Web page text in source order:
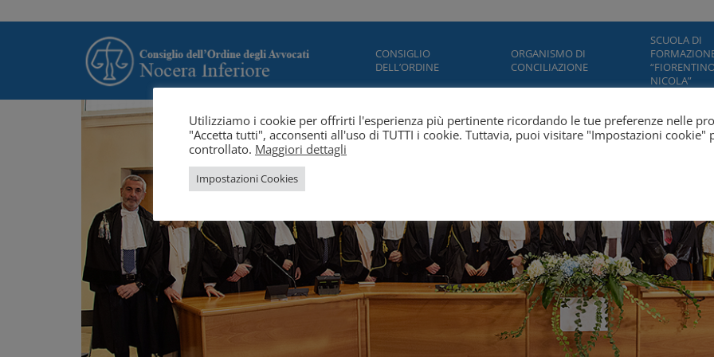
CONSIGLIO
DELL’ORDINE
ORGANISMO DI
CONCILIAZIONE
SCUOLA DI
NICOLA”
Utilizziamo i cookie per offrirti l'esperienza più pertinente ricordando le tue preferenze nelle
"Accetta tutti", acconsenti all'uso di TUTTI i cookie. Tuttavia, puoi visitare "Impostazioni cookie"
controllato. Maggiori dettagli
Impostazioni Cookies